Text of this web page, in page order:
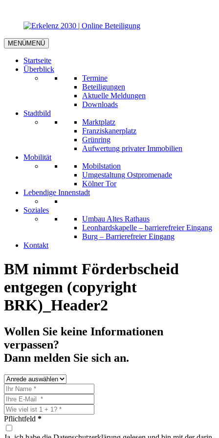
MENÜMENÜ
Startseite
Überblick
Termine
Beteiligungen
Aktuelle Meldungen
Downloads
Stadtbild
Marktplatz
Franziskanerplatz
Grünring
Aufwertung privater Immobilien
Mobilität
Mobilstation
Umgestaltung Ostpromenade
Kölner Tor
Lebendige Innenstadt
Soziales
Umbau Altes Rathaus
Leonhardskapelle – barrierefreier Eingang
Burg – Barrierefreier Eingang
Kontakt
BM nimmt Förderbscheid
entgegen (copyright
BRK)_Header2
Wollen Sie keine Informationen
verpassen?
Dann melden Sie sich an.
Pflichtfeld *